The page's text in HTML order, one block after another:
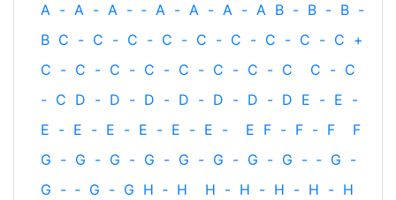
A - A - A - ‐ A - A - A - A B - B - B -
B C - C - C - C - C - C - C - C - C +
C - C - C - C - C - C - C - C C - C
- C D - D - D - D - D - D - D E - E -
E - E - E - E - E - E - E F - F - F
F
G - G - G - G - G - G - G - G - ‐ G -
G - ‐ G - G H ‐ H H - H - H - H - H